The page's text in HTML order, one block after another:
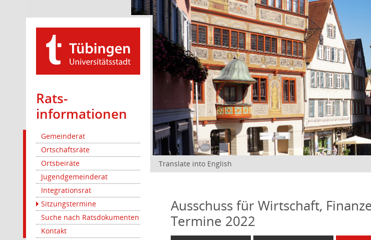
Rats­
informationen
Gemeinderat
Ortschaftsräte
Ortsbeiräte
Jugendgemeinderat
Integrationsrat
Sitzungstermine
Suche nach Ratsdokumenten
Kontakt
Translate into English
Ausschuss für Wirtschaft,
Termine 2022